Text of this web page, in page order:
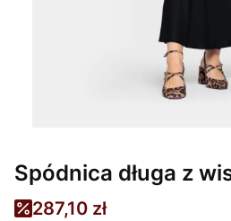
Spódnica długa z
287,10 zł